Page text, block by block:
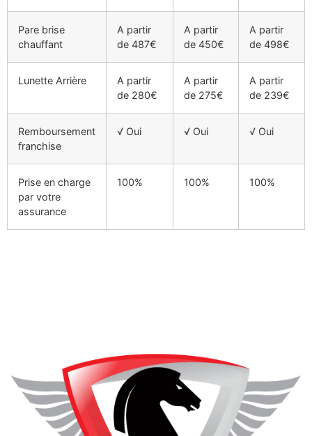
Pare brise
chauffant
A partir
de 487€
A partir
de 450€
A partir
de 498€
Lunette Arrière
A partir
de 280€
A partir
de 275€
A partir
de 239€
Remboursement
franchise
√ Oui √ Oui √ Oui
Prise en charge
par votre
assurance
100% 100% 100%